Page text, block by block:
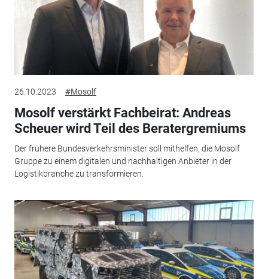
26.10.2023 #Mosolf
Mosolf verstärkt Fachbeirat: Andreas
Scheuer wird Teil des Beratergremiums
Der frühere Bundesverkehrsminister soll mithelfen, die Mosolf
Gruppe zu einem digitalen und nachhaltigen Anbieter in der
Logistikbranche zu transformieren.